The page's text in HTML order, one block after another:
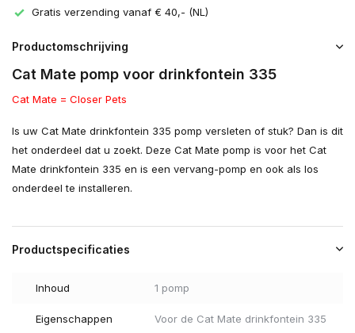
Gratis verzending vanaf € 40,- (NL)
Productomschrijving
Cat Mate pomp voor drinkfontein 335
Cat Mate = Closer Pets
Is uw Cat Mate drinkfontein 335 pomp versleten of stuk? Dan is dit
het onderdeel dat u zoekt. Deze Cat Mate pomp is voor het Cat
Mate drinkfontein 335 en is een vervang-pomp en ook als los
onderdeel te installeren.
Productspecificaties
Inhoud 1 pomp
Eigenschappen Voor de Cat Mate drinkfontein 335